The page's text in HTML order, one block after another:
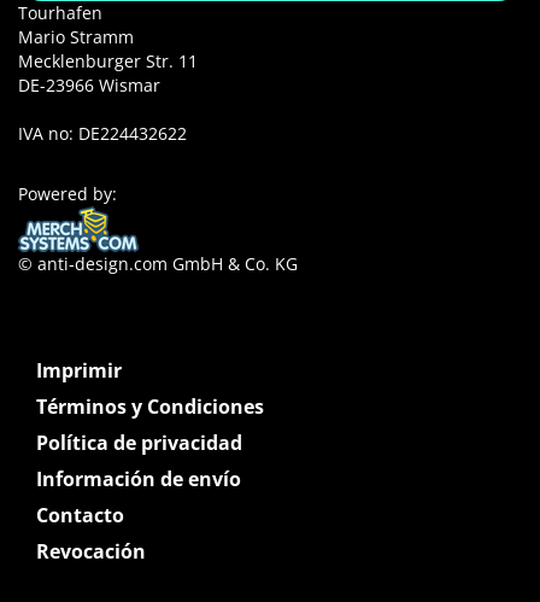
Tourhafen
Mario Stramm
Mecklenburger Str. 11
DE-23966 Wismar
IVA no: DE224432622
Powered by:
© anti-design.com GmbH & Co. KG
Imprimir
Términos y Condiciones
Política de privacidad
Información de envío
Contacto
Revocación